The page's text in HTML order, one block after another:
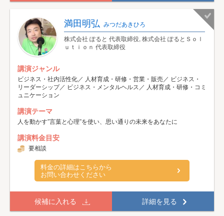
満田明弘 みつだあきひろ
株式会社 ぽると 代表取締役, 株式会社 ぽるとＳｏｌ
ｕｔｉｏｎ 代表取締役
講演ジャンル
ビジネス・社内活性化／ 人材育成・研修・営業・販売／ ビジネス・
リーダーシップ／ ビジネス・メンタルヘルス／ 人材育成・研修・コミ
ュニケーション
講演テーマ
人を動かす”言葉と心理”を使い、思い通りの未来をあなたに
講演料金目安
要相談
料金の詳細はこちらから
お問い合わせください
候補に入れる 詳細を見る